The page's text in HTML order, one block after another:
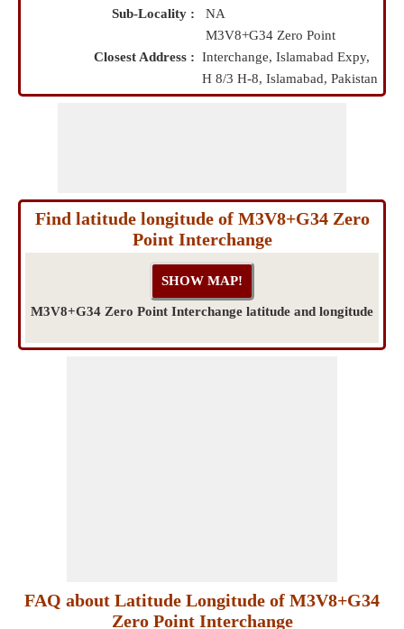
Sub-Locality :
NA
Closest Address :
M3V8+G34 Zero Point
Interchange, Islamabad Expy,
H 8/3 H-8, Islamabad, Pakistan
Find latitude longitude of M3V8+G34 Zero
Point Interchange
M3V8+G34 Zero Point Interchange latitude and longitude
FAQ about Latitude Longitude of M3V8+G34
Zero Point Interchange